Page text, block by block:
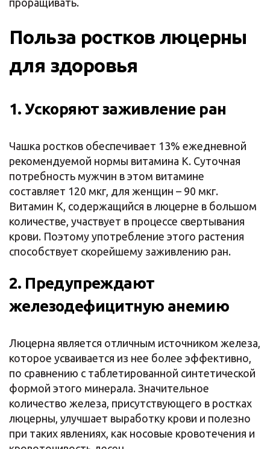
проращивать.
Польза ростков люцерны
для здоровья
1. Ускоряют заживление ран
Чашка ростков обеспечивает 13% ежедневной
рекомендуемой нормы витамина К. Суточная
потребность мужчин в этом витамине
составляет 120 мкг, для женщин – 90 мкг.
Витамин К, содержащийся в люцерне в большом
количестве, участвует в процессе свертывания
крови. Поэтому употребление этого растения
способствует скорейшему заживлению ран.
2. Предупреждают
железодефицитную анемию
Люцерна является отличным источником железа,
которое усваивается из нее более эффективно,
по сравнению с таблетированной синтетической
формой этого минерала. Значительное
количество железа, присутствующего в ростках
люцерны, улучшает выработку крови и полезно
при таких явлениях, как носовые кровотечения и